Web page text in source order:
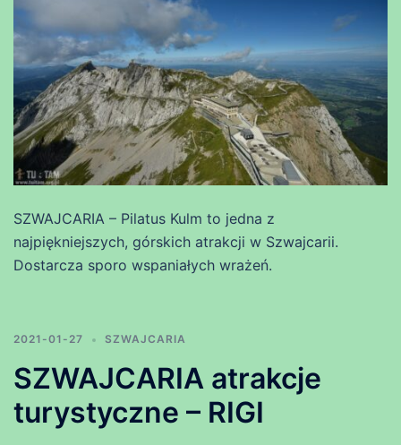
SZWAJCARIA – Pilatus Kulm to jedna z
najpiękniejszych, górskich atrakcji w Szwajcarii.
Dostarcza sporo wspaniałych wrażeń.
2021-01-27 SZWAJCARIA
SZWAJCARIA atrakcje
turystyczne – RIGI